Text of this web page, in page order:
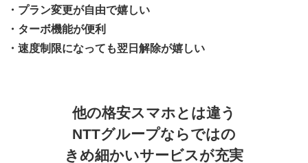
・プラン変更が自由で嬉しい
・ターボ機能が便利
・速度制限になっても翌日解除が嬉しい
他の格安スマホとは違う
NTTグループならではの
きめ細かいサービスが充実